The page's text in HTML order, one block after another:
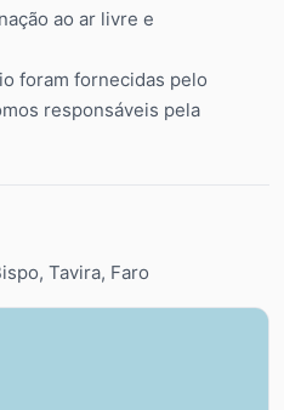
ao ar livre e
foram fornecidas pelo
responsáveis pela
Tavira, Faro